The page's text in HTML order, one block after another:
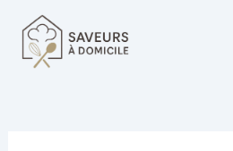
contenu